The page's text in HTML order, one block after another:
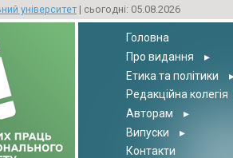
університет| сьогодні: 05.08.2026
Головна
Про видання
▸
Етика та політики
Редакційна колегія
Авторам
▸
Випуски
▸
Контакти